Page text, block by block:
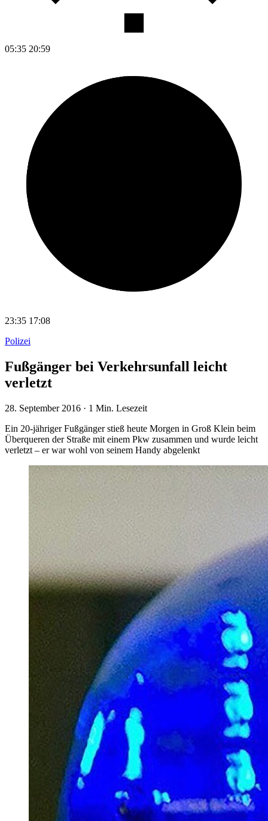
05:35 20:59
23:35 17:08
Polizei
Fußgänger bei Verkehrsunfall leicht
verletzt
28. September 2016 · 1 Min. Lesezeit
Ein 20-jähriger Fußgänger stieß heute Morgen in Groß Klein beim
Überqueren der Straße mit einem Pkw zusammen und wurde leicht
verletzt – er war wohl von seinem Handy abgelenkt